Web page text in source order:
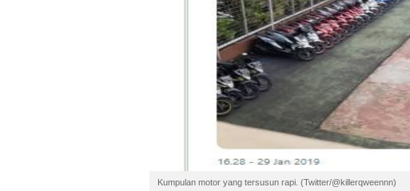
Kumpulan motor yang tersusun rapi. (Twitter/@killerqweennn)